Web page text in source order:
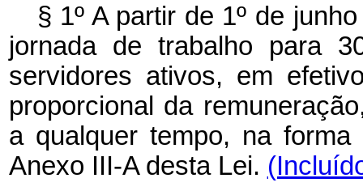
§ 1º A partir de 1º de
jornada de trabalho para
servidores ativos, em
proporcional da
a qualquer tempo, na
Anexo III-A desta Lei.